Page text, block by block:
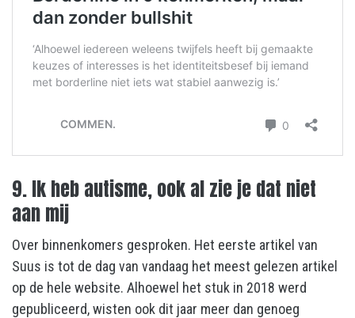
9. Ik heb autisme, ook al zie je dat niet
aan mij
Over binnenkomers gesproken. Het eerste artikel van
Suus is tot de dag van vandaag het meest gelezen artikel
op de hele website. Alhoewel het stuk in 2018 werd
gepubliceerd, wisten ook dit jaar meer dan genoeg